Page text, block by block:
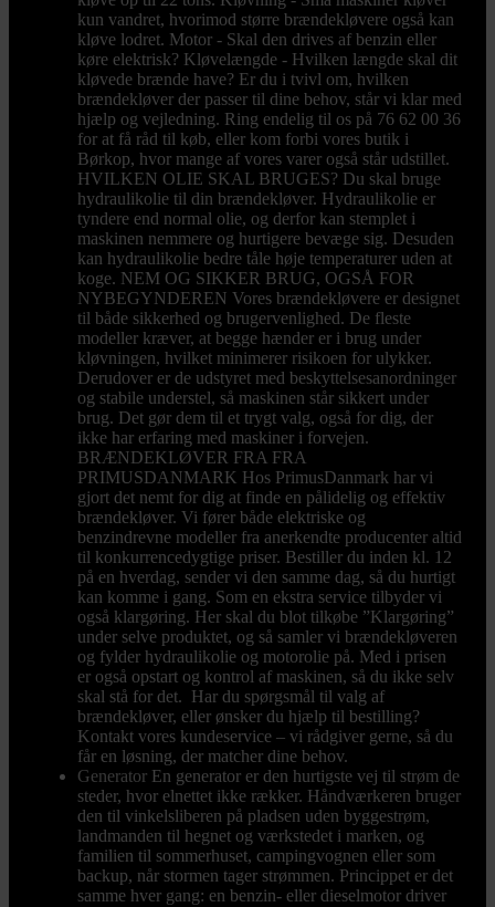
kun vandret, hvorimod større brændekløvere også kan
kløve lodret. Motor - Skal den drives af benzin eller
køre elektrisk? Kløvelængde - Hvilken længde skal dit
kløvede brænde have? Er du i tvivl om, hvilken
brændekløver der passer til dine behov, står vi klar med
hjælp og vejledning. Ring endelig til os på 76 62 00 36
for at få råd til køb, eller kom forbi vores butik i
Børkop, hvor mange af vores varer også står udstillet.
HVILKEN OLIE SKAL BRUGES? Du skal bruge
hydraulikolie til din brændekløver. Hydraulikolie er
tyndere end normal olie, og derfor kan stemplet i
maskinen nemmere og hurtigere bevæge sig. Desuden
kan hydraulikolie bedre tåle høje temperaturer uden at
koge. NEM OG SIKKER BRUG, OGSÅ FOR
NYBEGYNDEREN Vores brændekløvere er designet
til både sikkerhed og brugervenlighed. De fleste
modeller kræver, at begge hænder er i brug under
kløvningen, hvilket minimerer risikoen for ulykker.
Derudover er de udstyret med beskyttelsesanordninger
og stabile understel, så maskinen står sikkert under
brug. Det gør dem til et trygt valg, også for dig, der
ikke har erfaring med maskiner i forvejen.
BRÆNDEKLØVER FRA FRA
PRIMUSDANMARK Hos PrimusDanmark har vi
gjort det nemt for dig at finde en pålidelig og effektiv
brændekløver. Vi fører både elektriske og
benzindrevne modeller fra anerkendte producenter altid
til konkurrencedygtige priser. Bestiller du inden kl. 12
på en hverdag, sender vi den samme dag, så du hurtigt
kan komme i gang. Som en ekstra service tilbyder vi
også klargøring. Her skal du blot tilkøbe ”Klargøring”
under selve produktet, og så samler vi brændekløveren
og fylder hydraulikolie og motorolie på. Med i prisen
er også opstart og kontrol af maskinen, så du ikke selv
skal stå for det. Har du spørgsmål til valg af
brændekløver, eller ønsker du hjælp til bestilling?
Kontakt vores kundeservice – vi rådgiver gerne, så du
får en løsning, der matcher dine behov.
Generator En generator er den hurtigste vej til strøm de
steder, hvor elnettet ikke rækker. Håndværkeren bruger
den til vinkelsliberen på pladsen uden byggestrøm,
landmanden til hegnet og værkstedet i marken, og
familien til sommerhuset, campingvognen eller som
backup, når stormen tager strømmen. Princippet er det
samme hver gang: en benzin- eller dieselmotor driver